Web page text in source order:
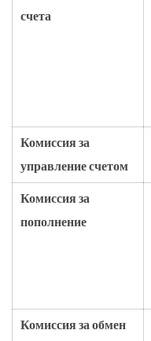
счета
Комиссия за
управление счетом
Комиссия за
пополнение
Комиссия за обмен